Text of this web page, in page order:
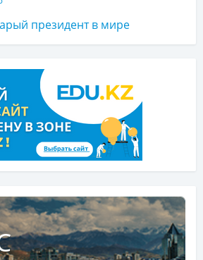
президент в мире